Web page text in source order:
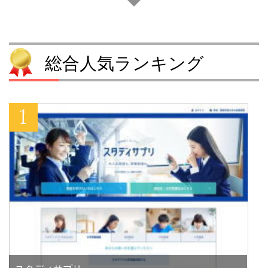
総合人気ランキング